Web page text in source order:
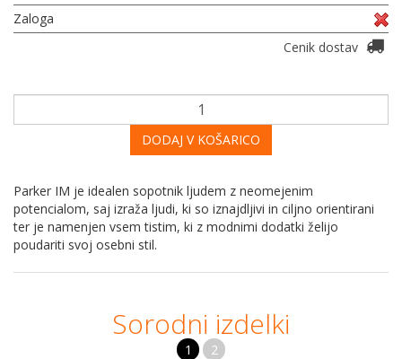
Zaloga
Cenik dostav
DODAJ V KOŠARICO
Parker IM je idealen sopotnik ljudem z neomejenim
potencialom, saj izraža ljudi, ki so iznajdljivi in ciljno orientirani
ter je namenjen vsem tistim, ki z modnimi dodatki želijo
poudariti svoj osebni stil.
Sorodni izdelki
1 2